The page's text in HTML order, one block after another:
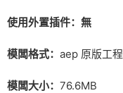
使用外置插件：無
模闆格式： aep 原版工程
模闆大小： 76.6MB